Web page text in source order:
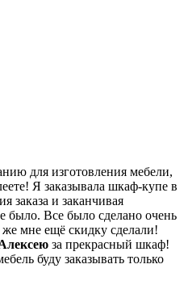
для изготовления мебели,
Я заказывала шкаф-купе в
заказа и заканчивая
было. Все было сделано очень
мне ещё скидку сделали!
за прекрасный шкаф!
буду заказывать только